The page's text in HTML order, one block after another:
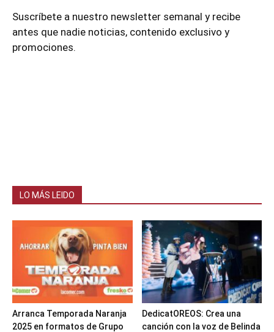
Suscríbete a nuestro newsletter semanal y recibe
antes que nadie noticias, contenido exclusivo y
promociones.
LO MÁS LEIDO
Arranca Temporada Naranja
2025 en formatos de Grupo
DedicatOREOS: Crea una
canción con la voz de Belinda